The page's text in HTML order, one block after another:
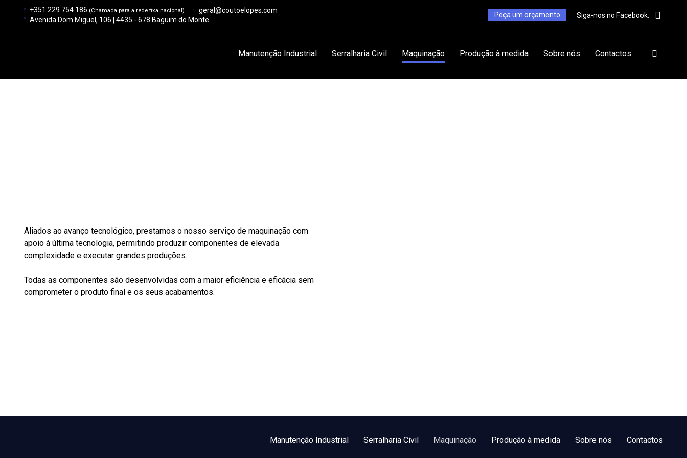
+351 229 754 186 (Chamada para a rede fixa nacional)
geral@coutoelopes.com
Avenida Dom Miguel, 106 | 4435 - 678 Baguim do Monte
Peça um orçamento Siga-nos no Facebook:
Manutenção Industrial Serralharia Civil Maquinação Produção à medida Sobre nós Contactos
Aliados ao avanço tecnológico, prestamos o nosso serviço de maquinação com
apoio à última tecnologia, permitindo produzir componentes de elevada
complexidade e executar grandes produções.
Todas as componentes são desenvolvidas com a maior eficiência e eficácia sem
comprometer o produto final e os seus acabamentos.
Manutenção Industrial Serralharia Civil Maquinação Produção à medida Sobre nós Contactos